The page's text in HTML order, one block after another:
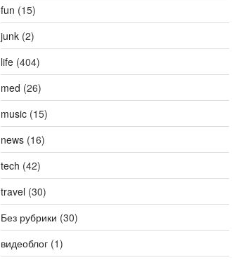
fun (15)
junk(2)
life(404)
med (26)
music(15)
news(16)
tech (42)
travel(30)
Без рубрики (30)
видеоблог(1)